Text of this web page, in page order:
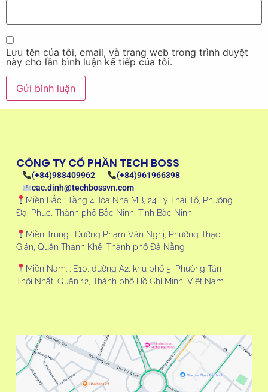
Lưu tên của tôi, email, và trang web trong trình duyệt
này cho lần bình luận kế tiếp của tôi.
CÔNG TY CỔ PHẦN TECH BOSS
(+84)988409962
(+84)961966398
cac.dinh@techbossvn.com
Miền Bắc : Tầng 4 Tòa Nhà MB, 24 Lý Thái Tổ, Phường
Đại Phúc, Thành phố Bắc Ninh, Tỉnh Bắc Ninh
Miền Trung : Đường Phạm Văn Nghị, Phường Thạc
Gián, Quận Thanh Khê, Thành phố Đà Nẵng
Miền Nam: : E10, đường A2, khu phố 5, Phường Tân
Thới Nhất, Quận 12, Thành phố Hồ Chí Minh, Việt Nam